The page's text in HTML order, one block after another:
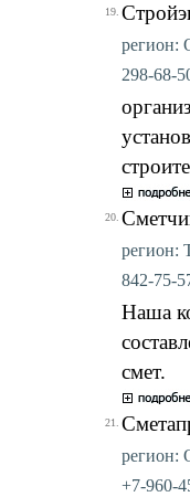
19.
регион:
298-68-
20.
регион:
842-75-
Наша
смет.
21.
регион:
+7-960-